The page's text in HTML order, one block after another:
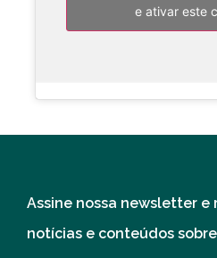
e ativar este
Assine nossa newsletter e
notícias e conteúdos